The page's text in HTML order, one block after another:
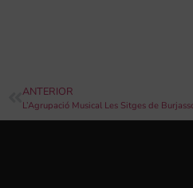
ANTERIOR
L’Agrupació Musical Les Sitges de